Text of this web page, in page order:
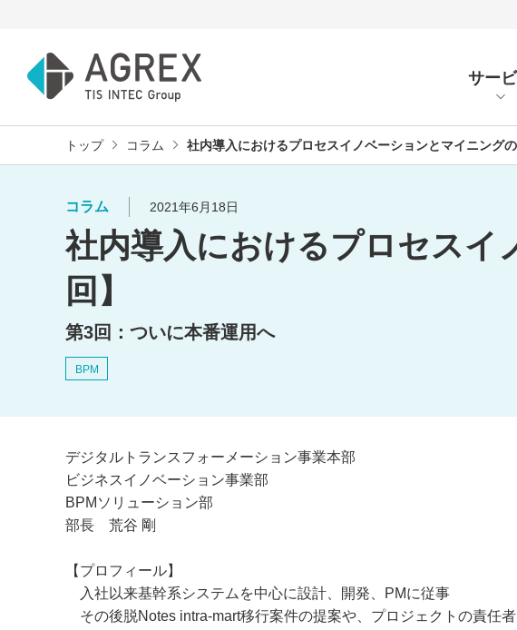
サー
トップ コラム 社内導入におけるプロセスイノベーションとマイニングの
コラム 2021年6月18日
社内導入におけるプロセスイ
回】
第3回：ついに本番運用へ
BPM
デジタルトランスフォーメーション事業本部
ビジネスイノベーション事業部
BPMソリューション部
部長 荒谷 剛
【プロフィール】
入社以来基幹系システムを中心に設計、開発、PMに従事
その後脱Notes intra-mart移行案件の提案や、プロジェクトの責任者